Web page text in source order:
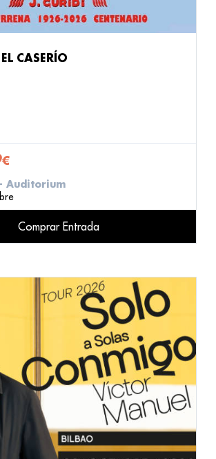
CASERÍO
€
Auditorium
Comprar Entrada